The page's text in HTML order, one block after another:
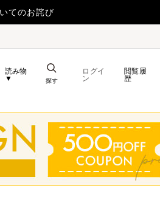
【重要】令和
読み物
▼
ログイ
ン
閲覧履
歴
探す